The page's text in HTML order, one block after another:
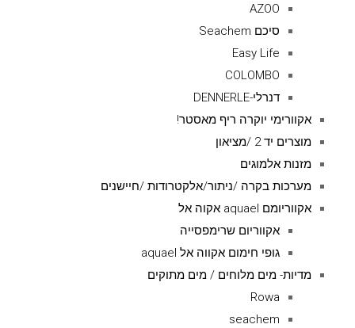
AZOO
סיכם Seachem
Easy Life
COLOMBO
דנרלי-DENNERLE
אקוורימי יוקרה ריף מאסטר!
מוצרים יד 2 /מציאון
מזנות אלמוגים
מערכות בקרה /ניתור/אלקטרודות /חיישנים
אקווריומם aquael אקוה אל
אקווריום שרימפסייה
גופי חימום אקווה אל aquael
מדיות- מים מלוחים / מים מתוקים
Rowa
seachem